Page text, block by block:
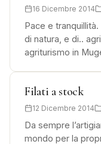
16 Dicembre 2014
Pace e
di natura, e di..
agriturismo in
Filati a stock
12 Dicembre 2014
Da sempre
mondo per la